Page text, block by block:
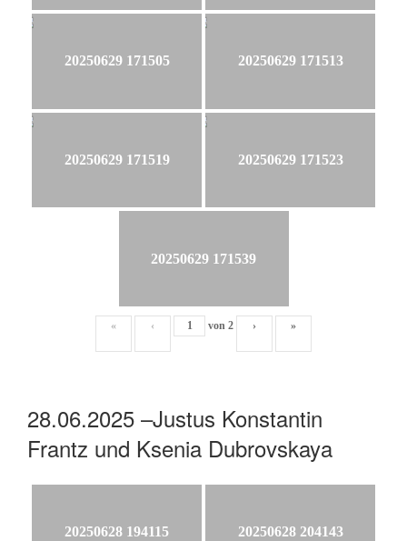
20250629 171505 20250629 171513
20250629 171519 20250629 171523
20250629 171539
« ‹ von 2 › »
28.06.2025 –Justus Konstantin
Frantz und Ksenia Dubrovskaya
20250628 194115 20250628 204143